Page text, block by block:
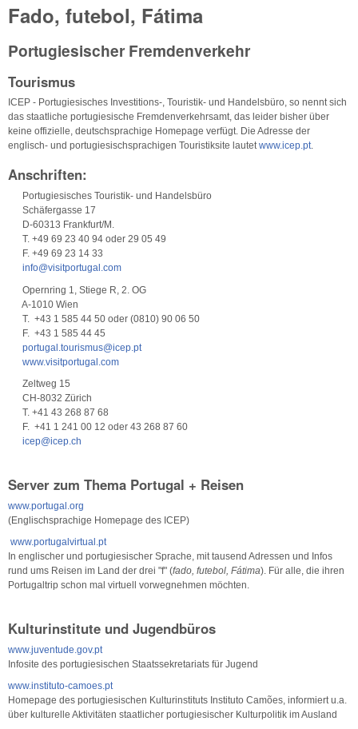
Fado, futebol, Fátima
Portugiesischer Fremdenverkehr
Tourismus
ICEP - Portugiesisches Investitions-, Touristik- und Handelsbüro, so nennt sich
das staatliche portugiesische Fremdenverkehrsamt, das leider bisher über
keine offizielle, deutschsprachige Homepage verfügt. Die Adresse der
englisch- und portugiesischsprachigen Touristiksite lautetwww.icep.pt.
Anschriften:
Portugiesisches Touristik- und Handelsbüro
Schäfergasse 17
D-60313 Frankfurt/M.
T. +49 69 23 40 94 oder 29 05 49
F. +49 69 23 14 33
info@visitportugal.com
Opernring 1, Stiege R, 2. OG
A-1010 Wien
T. +43 1 585 44 50 oder (0810) 90 06 50
F. +43 1 585 44 45
portugal.tourismus@icep.pt
www.visitportugal.com
Zeltweg 15
CH-8032 Zürich
T. +41 43 268 87 68
F. +41 1 241 00 12 oder 43 268 87 60
icep@icep.ch
Server zum Thema Portugal + Reisen
www.portugal.org
(Englischsprachige Homepage des ICEP)
www.portugalvirtual.pt
In englischer und portugiesischer Sprache, mit tausend Adressen und Infos
rund ums Reisen im Land der drei "f" (fado, futebol, Fátima). Für alle, die ihren
Portugaltrip schon mal virtuell vorwegnehmen möchten.
Kulturinstitute und Jugendbüros
www.juventude.gov.pt
Infosite des portugiesischen Staatssekretariats für Jugend
www.instituto-camoes.pt
Homepage des portugiesischen Kulturinstituts Instituto Camões, informiert u.a.
über kulturelle Aktivitäten staatlicher portugiesischer Kulturpolitik im Ausland